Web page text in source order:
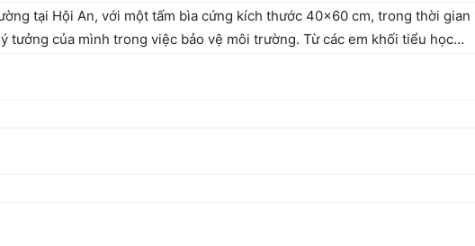
tại Hội An, với một tấm bìa cứng kích thước 40×60 cm, trong thời
tưởng của mình trong việc bảo vệ môi trường. Từ các em khối tiểu học…